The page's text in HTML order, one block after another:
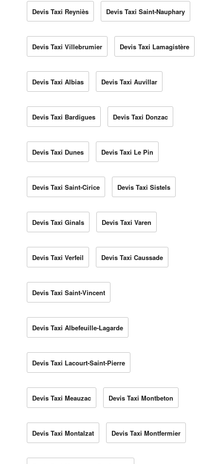
Devis Taxi Reyniès Devis Taxi Saint-Nauphary
Devis Taxi Villebrumier Devis Taxi Lamagistère
Devis Taxi Albias Devis Taxi Auvillar
Devis Taxi Bardigues Devis Taxi Donzac
Devis Taxi Dunes Devis Taxi Le Pin
Devis Taxi Saint-Cirice Devis Taxi Sistels
Devis Taxi Ginals Devis Taxi Varen
Devis Taxi Verfeil Devis Taxi Caussade
Devis Taxi Saint-Vincent
Devis Taxi Albefeuille-Lagarde
Devis Taxi Lacourt-Saint-Pierre
Devis Taxi Meauzac Devis Taxi Montbeton
Devis Taxi Montalzat Devis Taxi Montfermier